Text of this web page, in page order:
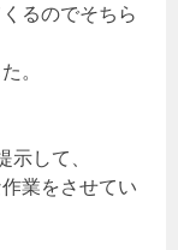
るのでそちら
。
して、
業をさせてい